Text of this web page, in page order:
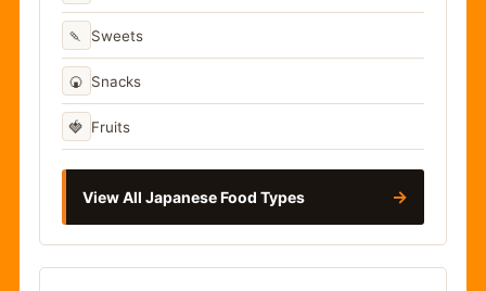
🍡 Sweets
🍘 Snacks
🍓 Fruits
View All Japanese Food Types →